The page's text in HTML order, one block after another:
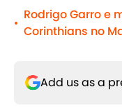
•
Rodrigo Garro e
Corinthians no
Add us as a